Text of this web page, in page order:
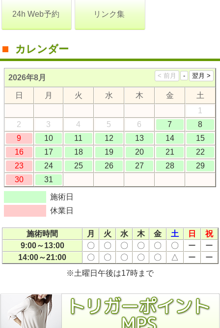
24h Web予約 リンク集
カレンダー
2026年8月
日 月 火 水 木 金
土
1
2
3 4 5 6 7
8
9
10 11 12 13 14
15
16
17 18 19 20 21
22
23
24 25 26 27 28
29
30
31
施術日
休業日
施術時間 月 火 水 木 金 土 日
祝
9:00～13:00
〇 〇 〇 〇 〇 〇 ー
ー
14:00～21:00
〇 〇 〇 〇 〇 △ ー
ー
※土曜日午後は17時まで